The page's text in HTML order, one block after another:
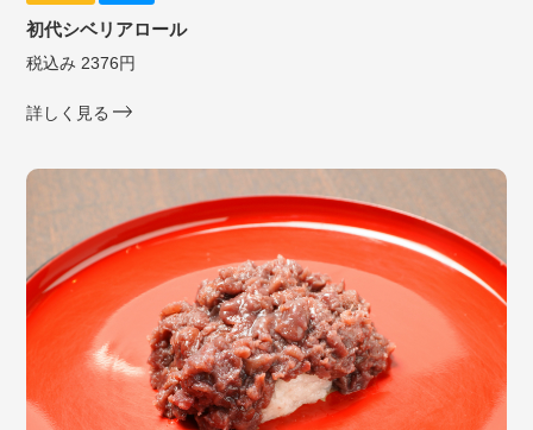
初代シベリアロール
税込み 2376円
詳しく見る